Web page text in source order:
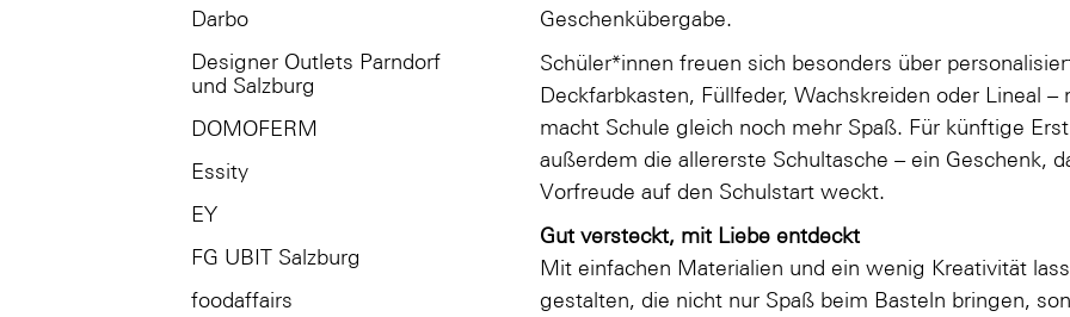
Darbo
Designer Outlets Parndorf
und Salzburg
DOMOFERM
Essity
EY
FG UBIT Salzburg
foodaffairs
Geschenkübergabe.
Schüler*innen freuen sich besonders über
Deckfarbkasten, Füllfeder, Wachskreiden oder Lineal
macht Schule gleich noch mehr Spaß. Für künftige
außerdem die allererste Schultasche – ein Geschenk,
Vorfreude auf den Schulstart weckt.
Gut versteckt, mit Liebe entdeckt
Mit einfachen Materialien und ein wenig Kreativität
gestalten, die nicht nur Spaß beim Basteln bringen,